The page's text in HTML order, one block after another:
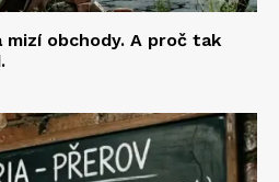
obchody. A proč tak